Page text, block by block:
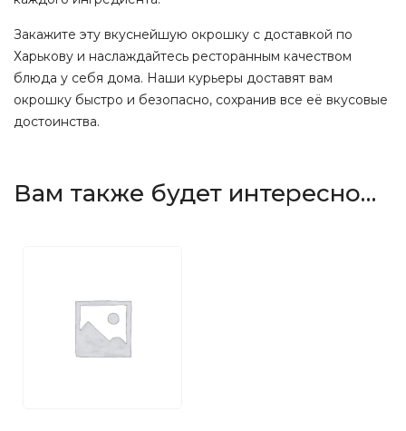
Закажите эту вкуснейшую окрошку с доставкой по
Харькову и наслаждайтесь ресторанным качеством
блюда у себя дома. Наши курьеры доставят вам
окрошку быстро и безопасно, сохранив все её вкусовые
достоинства.
Вам также будет интересно…